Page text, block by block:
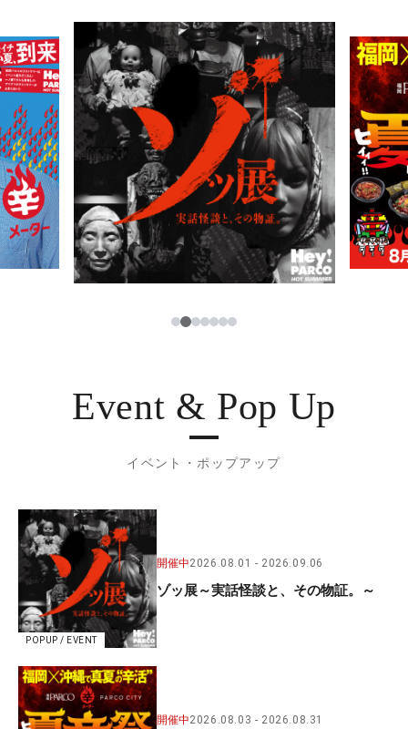
PARCOメンバーズ
123456
Event & Pop Up
イベント・ポップアップ
POPUP / EVENT
開催中2026.08.01 2026.09.06
ゾッ展～実話怪談と、その物証。～
開催中2026.08.03 2026.08.31